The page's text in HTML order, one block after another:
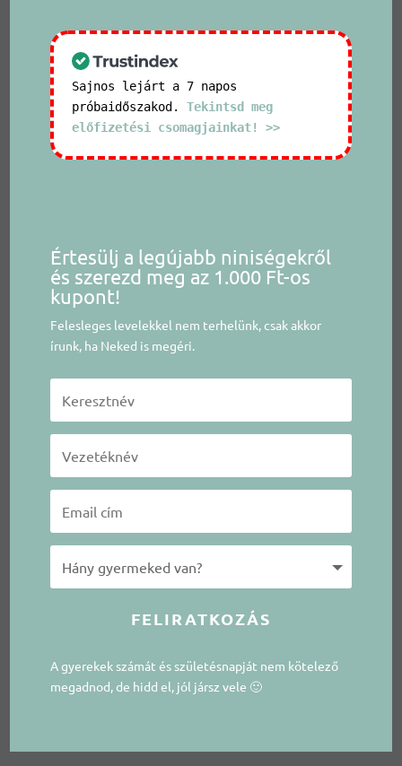
Sajnos lejárt a 7 napos
próbaidőszakod. Tekintsd meg
előfizetési csomagjainkat! >>
Értesülj a legújabb niniségekről
és szerezd meg az 1.000 Ft-os
kupont!
Felesleges levelekkel nem terhelünk, csak akkor
írunk, ha Neked is megéri.
FELIRATKOZÁS
A gyerekek számát és születésnapját nem kötelező
megadnod, de hidd el, jól jársz vele 🙂